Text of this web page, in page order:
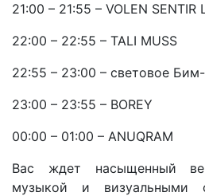
21:00 – 21:55 – VOLEN SENTIR
22:00 – 22:55 – TALI MUSS
22:55 – 23:00 – световое
23:00 – 23:55 – BOREY
00:00 – 01:00 – ANUQRAM
Вас ждет насыщенный
музыкой и визуальными